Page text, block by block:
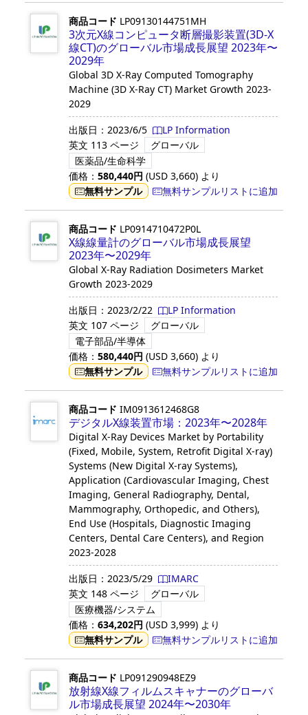
商品コード LP09130144751MH
3次元X線コンピュータ断層撮影装置(3D-X
線CT)のグローバル市場成長展望 2023年〜
2029年
Global 3D X-Ray Computed Tomography
Machine (3D X-Ray CT) Market Growth 2023-
2029
出版日： 2023/6/5
LP Information
英文 113 ページ
グローバル
医薬品/生命科学
価格： 580,440円 (USD 3,660) より
無料サンプル
無料サンプルリストに追加
商品コード LP0914710472P0L
X線線量計のグローバル市場成長展望
2023年〜2029年
Global X-Ray Radiation Dosimeters Market
Growth 2023-2029
出版日： 2023/2/22
LP Information
英文 107 ページ
グローバル
電子部品/半導体
価格： 580,440円 (USD 3,660) より
無料サンプル
無料サンプルリストに追加
商品コード IM0913612468G8
デジタルX線装置市場：2023年〜2028年
Digital X-Ray Devices Market by Portability
(Fixed, Mobile, System, Retrofit Digital X-ray)
Systems (New Digital X-ray Systems),
Application (Cardiovascular Imaging, Chest
Imaging, General Radiography, Dental,
Mammography, Orthopedic, and Others),
End Use (Hospitals, Diagnostic Imaging
Centers, Dental Care Centers), and Region
2023-2028
出版日： 2023/5/29
IMARC
英文 148 ページ
グローバル
医療機器/システム
価格： 634,202円 (USD 3,999) より
無料サンプル
無料サンプルリストに追加
商品コード LP091290948EZ9
放射線X線フィルムスキャナーのグローバ
ル市場成長展望 2024年〜2030年